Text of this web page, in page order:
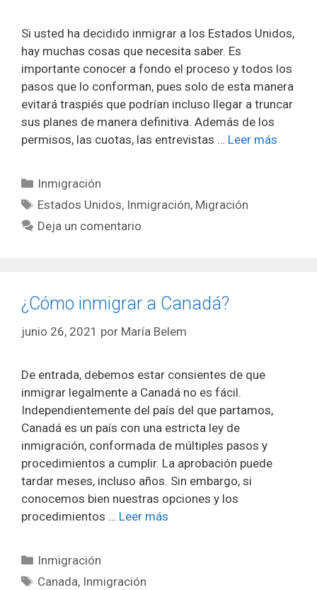
Si usted ha decidido inmigrar a los Estados Unidos,
hay muchas cosas que necesita saber. Es
importante conocer a fondo el proceso y todos los
pasos que lo conforman, pues solo de esta manera
evitará traspiés que podrían incluso llegar a truncar
sus planes de manera definitiva. Además de los
permisos, las cuotas, las entrevistas … Leer más
Categorías
Inmigración
Etiquetas
Estados Unidos, Inmigración, Migración
Deja un comentario
¿Cómo inmigrar a Canadá?
junio 26, 2021 por María Belem
De entrada, debemos estar consientes de que
inmigrar legalmente a Canadá no es fácil.
Independientemente del país del que partamos,
Canadá es un país con una estricta ley de
inmigración, conformada de múltiples pasos y
procedimientos a cumplir. La aprobación puede
tardar meses, incluso años. Sin embargo, si
conocemos bien nuestras opciones y los
procedimientos … Leer más
Categorías
Inmigración
Etiquetas
Canada, Inmigración